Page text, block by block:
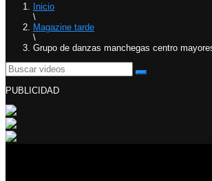
Inicio
\
Magazine tarde
\
Grupo de danzas manchegas centro
PUBLICIDAD